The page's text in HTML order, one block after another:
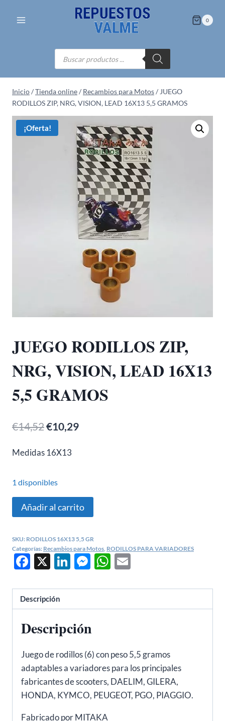
0
Búsqueda
de
productos
Inicio/Tienda online/ Recambios para Motos/ JUEGO
RODILLOS ZIP, NRG, VISION, LEAD 16X13 5,5 GRAMOS
¡Oferta!
JUEGO RODILLOS ZIP,
NRG, VISION, LEAD 16X13
5,5 GRAMOS
€14,52El
original
era:
€14,52.
€10,29El
€10,29.
Medidas 16X13
1 disponibles
JUEGO
RODILLOS
NRG,
VISION,
LEAD
5,5
GRAMOS
cantidad
Añadir al carrito
SKU: RODILLOS 16X13 5,5 GR
Categorías: Recambios para Motos RODILLOS PARA VARIADORES
Facebook
X LinkedIn
Messenger
WhatsApp
Descripción
Descripción
Juego de rodillos (6) con peso 5,5 gramos
adaptables a variadores para los principales
fabricantes de scooters, DAELIM, GILERA,
HONDA, KYMCO, PEUGEOT, PGO, PIAGGIO.
Fabricado por MITAKA